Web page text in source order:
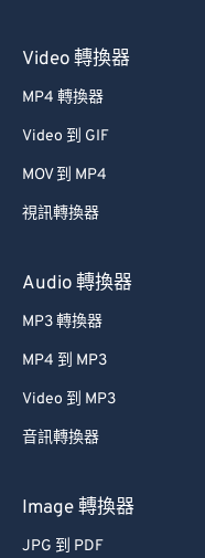
Video 轉換器
MP4 轉換器
Video 到 GIF
MOV 到 MP4
視訊轉換器
Audio 轉換器
MP3 轉換器
MP4 到 MP3
Video 到 MP3
音訊轉換器
Image 轉換器
JPG 到 PDF